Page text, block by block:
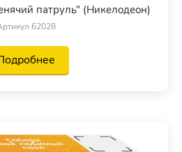
патруль" (Никелодеон)
62028